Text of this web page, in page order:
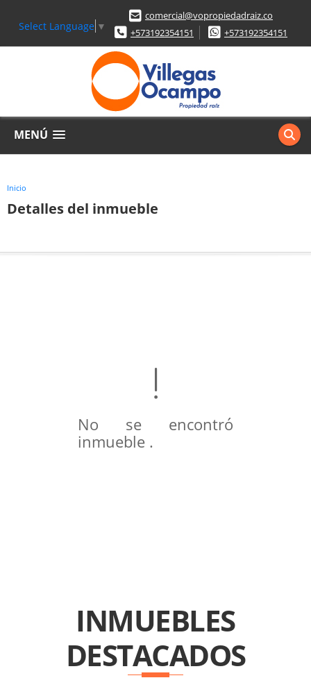
Select Language ▼
comercial@vopropiedadraiz.co
+573192354151
+573192354151
MENÚ
Inicio
Detalles del inmueble
No se encontró
inmueble .
INMUEBLES
DESTACADOS